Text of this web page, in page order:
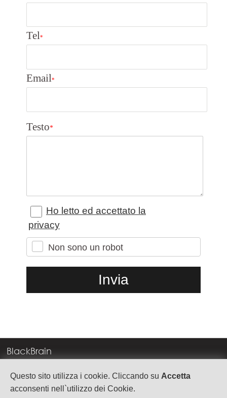
Questo sito utilizza i cookie. Cliccando su Accetta
acconsenti nell`utilizzo dei Cookie.
Tel*
Email*
Testo*
Ho letto ed accettato la
privacy
Non sono un robot
BlackBrain
Corso Milano, 83
37138 Verona